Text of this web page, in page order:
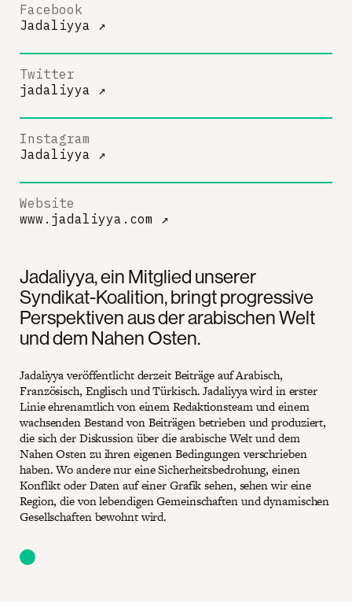
Jadaliyya, ein Mitglied unserer
Syndikat-Koalition, bringt progressive
Perspektiven aus der arabischen Welt
und dem Nahen Osten.
Jadaliyya veröffentlicht derzeit Beiträge auf Arabisch,
Französisch, Englisch und Türkisch. Jadaliyya wird in erster
Linie ehrenamtlich von einem Redaktionsteam und einem
wachsenden Bestand von Beiträgen betrieben und produziert,
die sich der Diskussion über die arabische Welt und dem
Nahen Osten zu ihren eigenen Bedingungen verschrieben
haben. Wo andere nur eine Sicherheitsbedrohung, einen
Konflikt oder Daten auf einer Grafik sehen, sehen wir eine
Region, die von lebendigen Gemeinschaften und dynamischen
Gesellschaften bewohnt wird.
Facebook
Jadaliyya ↗
Twitter
jadaliyya ↗
Instagram
Jadaliyya ↗
Website
www.jadaliyya.com ↗